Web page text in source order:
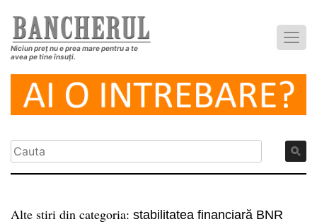
Niciun preț nu e prea mare pentru a te
avea pe tine însuți.
Alte stiri din categoria: stabilitatea financiară BNR